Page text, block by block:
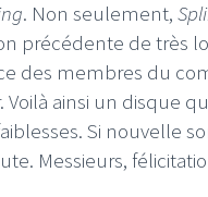
. Non seulement,
précédente de très
des membres du
ainsi un disque
Si nouvelle
Messieurs,